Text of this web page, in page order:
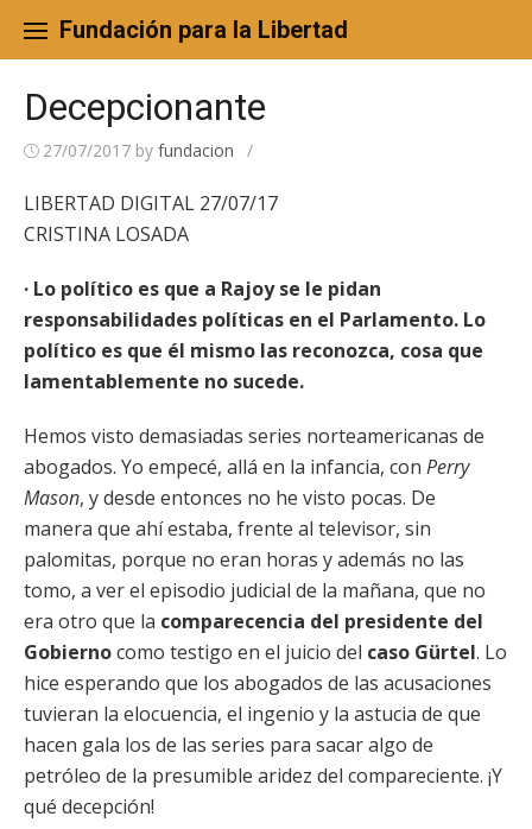
content
Fundación para la Libertad
Decepcionante
27/07/2017 by fundacion /
LIBERTAD DIGITAL 27/07/17
CRISTINA LOSADA
· Lo político es que a Rajoy se le pidan
responsabilidades políticas en el Parlamento. Lo
político es que él mismo las reconozca, cosa que
lamentablemente no sucede.
Hemos visto demasiadas series norteamericanas de
abogados. Yo empecé, allá en la infancia, con Perry
Mason, y desde entonces no he visto pocas. De
manera que ahí estaba, frente al televisor, sin
palomitas, porque no eran horas y además no las
tomo, a ver el episodio judicial de la mañana, que no
era otro que la comparecencia del presidente del
Gobiernocomo testigo en el juicio del caso Gürtel. Lo
hice esperando que los abogados de las acusaciones
tuvieran la elocuencia, el ingenio y la astucia de que
hacen gala los de las series para sacar algo de
petróleo de la presumible aridez del compareciente. ¡Y
qué decepción!